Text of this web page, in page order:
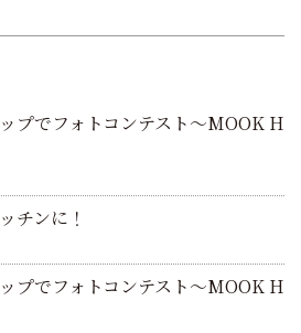
プでフォトコンテスト～MOOK H
チンに！
プでフォトコンテスト～MOOK H